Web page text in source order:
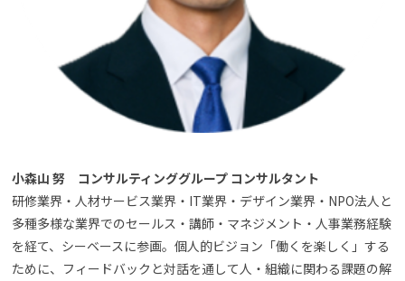
小森山 努 コンサルティンググループ コンサルタント
研修業界・人材サービス業界・IT業界・デザイン業界・NPO法人と
多種多様な業界でのセールス・講師・マネジメント・人事業務経験
を経て、シーベースに参画。個人的ビジョン「働くを楽しく」する
ために、フィードバックと対話を通して人・組織に関わる課題の解